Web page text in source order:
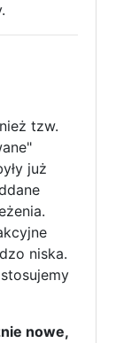
tzw.
już
niska.
nowe,